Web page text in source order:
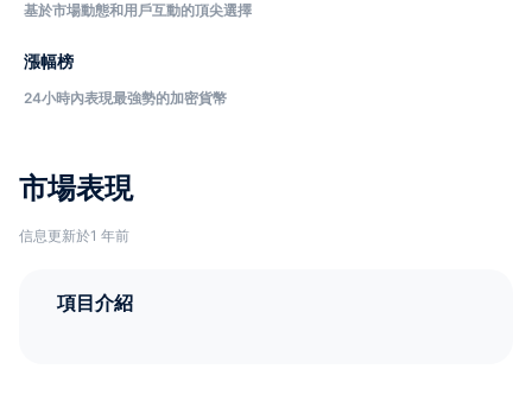
市場表現
信息更新於1 年前
項目介紹
基於市場動態和用戶互動的頂尖選擇
漲幅榜
24小時內表現最強勢的加密貨幣